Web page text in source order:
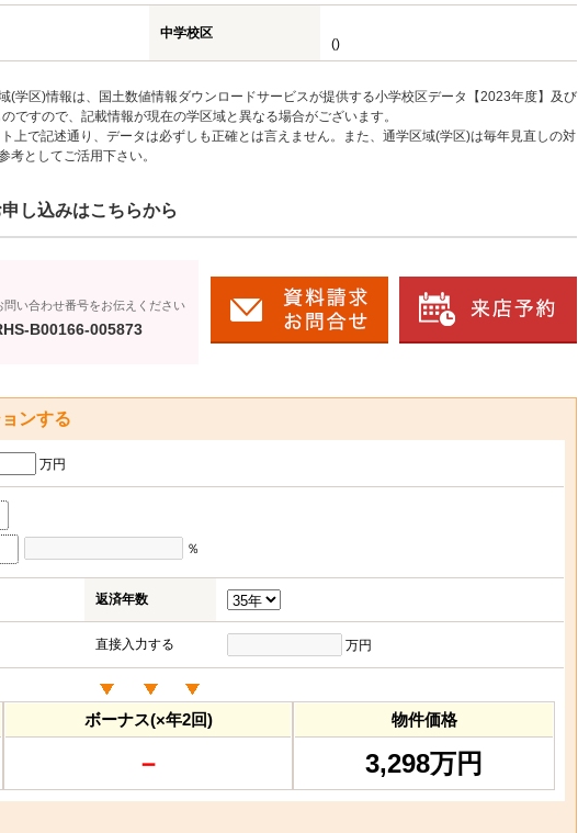
中学校区
()
(学区)情報は、国土数値情報ダウンロードサービスが提供する小学校区データ【2023年度】及び
ですので、記載情報が現在の学区域と異なる場合がございます。
上で記述通り、データは必ずしも正確とは言えません。また、通学区域(学区)は毎年見直しの対
考としてご活用下さい。
し込みはこちらから
問い合わせ番号をお伝えください
B00166-005873
ンする
万円
％
返済年数
直接入力する 万円
ボーナス(×年2回)
－
物件価格
3,298万円